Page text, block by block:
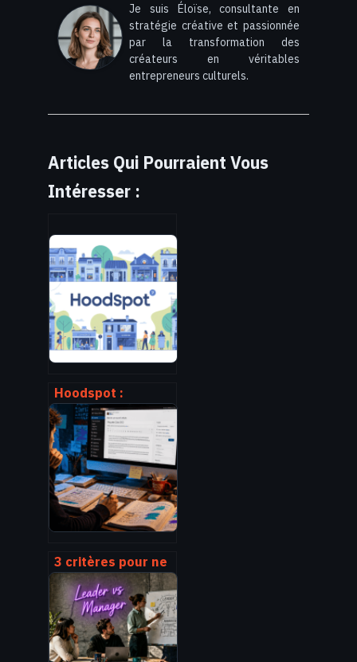
Je suis Éloïse, consultante en
stratégie créative et passionnée
par la transformation des
créateurs en véritables
entrepreneurs culturels.
Articles Qui Pourraient Vous
Intéresser :
Hoodspot :
comment utiliser
la plateforme pour
trouver et faire
connaître un lieu
3 critères pour ne
plus jamais se
tromper de mot-
clé